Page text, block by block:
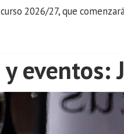
2026/27, que
eventos: